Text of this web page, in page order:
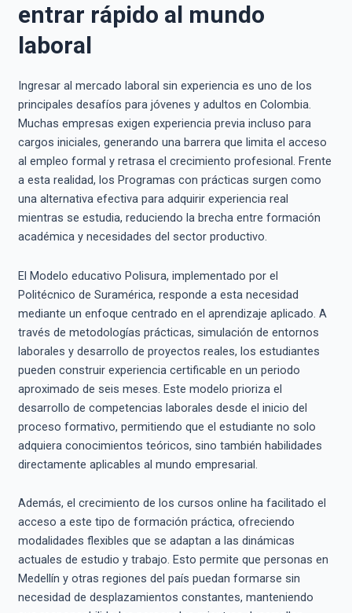
entrar rápido al mundo
laboral
Ingresar al mercado laboral sin experiencia es uno de los
principales desafíos para jóvenes y adultos en Colombia.
Muchas empresas exigen experiencia previa incluso para
cargos iniciales, generando una barrera que limita el acceso
al empleo formal y retrasa el crecimiento profesional. Frente
a esta realidad, los Programas con prácticas surgen como
una alternativa efectiva para adquirir experiencia real
mientras se estudia, reduciendo la brecha entre formación
académica y necesidades del sector productivo.
El Modelo educativo Polisura, implementado por el
Politécnico de Suramérica, responde a esta necesidad
mediante un enfoque centrado en el aprendizaje aplicado. A
través de metodologías prácticas, simulación de entornos
laborales y desarrollo de proyectos reales, los estudiantes
pueden construir experiencia certificable en un periodo
aproximado de seis meses. Este modelo prioriza el
desarrollo de competencias laborales desde el inicio del
proceso formativo, permitiendo que el estudiante no solo
adquiera conocimientos teóricos, sino también habilidades
directamente aplicables al mundo empresarial.
Además, el crecimiento de los cursos online ha facilitado el
acceso a este tipo de formación práctica, ofreciendo
modalidades flexibles que se adaptan a las dinámicas
actuales de estudio y trabajo. Esto permite que personas en
Medellín y otras regiones del país puedan formarse sin
necesidad de desplazamientos constantes, manteniendo